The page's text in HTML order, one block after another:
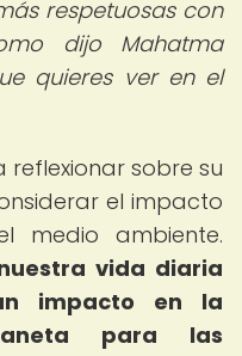
respetuosas con
dijo Mahatma
quieres ver en el
sobre su
el impacto
medio ambiente.
vida diaria
impacto en la
para las